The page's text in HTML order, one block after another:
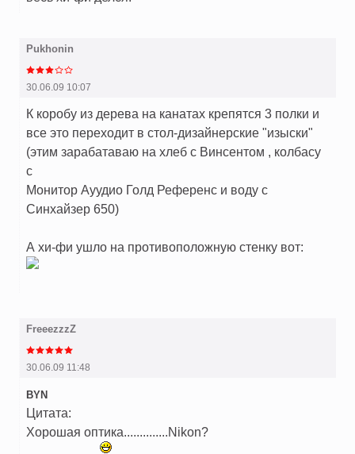
Pukhonin
30.06.09 10:07
К коробу из дерева на канатах крепятся 3 полки и
все это переходит в стол-дизайнерские "изыски"
(этим зарабатаваю на хлеб с Винсентом , колбасу
с
Монитор Ауудио Голд Референс и воду с
Синхайзер 650)
А хи-фи ушло на противоположную стенку вот:
FreeezzzZ
30.06.09 11:48
BYN
Цитата:
Хорошая оптика..............Nikon?